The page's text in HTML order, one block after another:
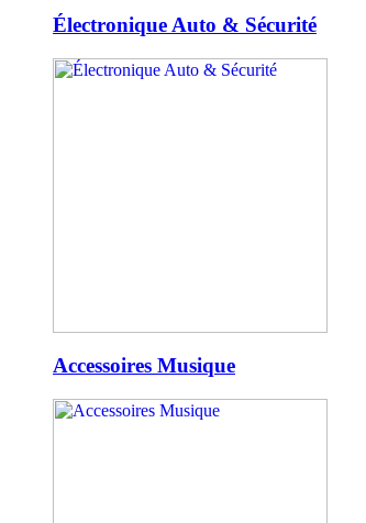
Électronique Auto & Sécurité
Accessoires Musique